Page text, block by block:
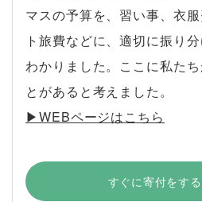
マスの予算を、習い事、衣
ト旅費などに、適切に振り
わかりました。ここに私た
とがあると考えました。
▶︎WEBページはこちら
すぐに寄付をす